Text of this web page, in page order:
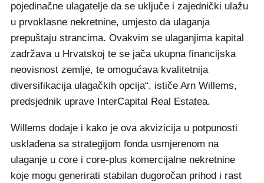
pojedinačne ulagatelje da se uključe i zajednički ulažu
u prvoklasne nekretnine, umjesto da ulaganja
prepuštaju strancima. Ovakvim se ulaganjima kapital
zadržava u Hrvatskoj te se jača ukupna financijska
neovisnost zemlje, te omogućava kvalitetnija
diversifikacija ulagačkih opcija“, ističe Arn Willems,
predsjednik uprave InterCapital Real Estatea.
Willems dodaje i kako je ova akvizicija u potpunosti
usklađena sa strategijom fonda usmjerenom na
ulaganje u core i core-plus komercijalne nekretnine
koje mogu generirati stabilan dugoročan prihod i rast